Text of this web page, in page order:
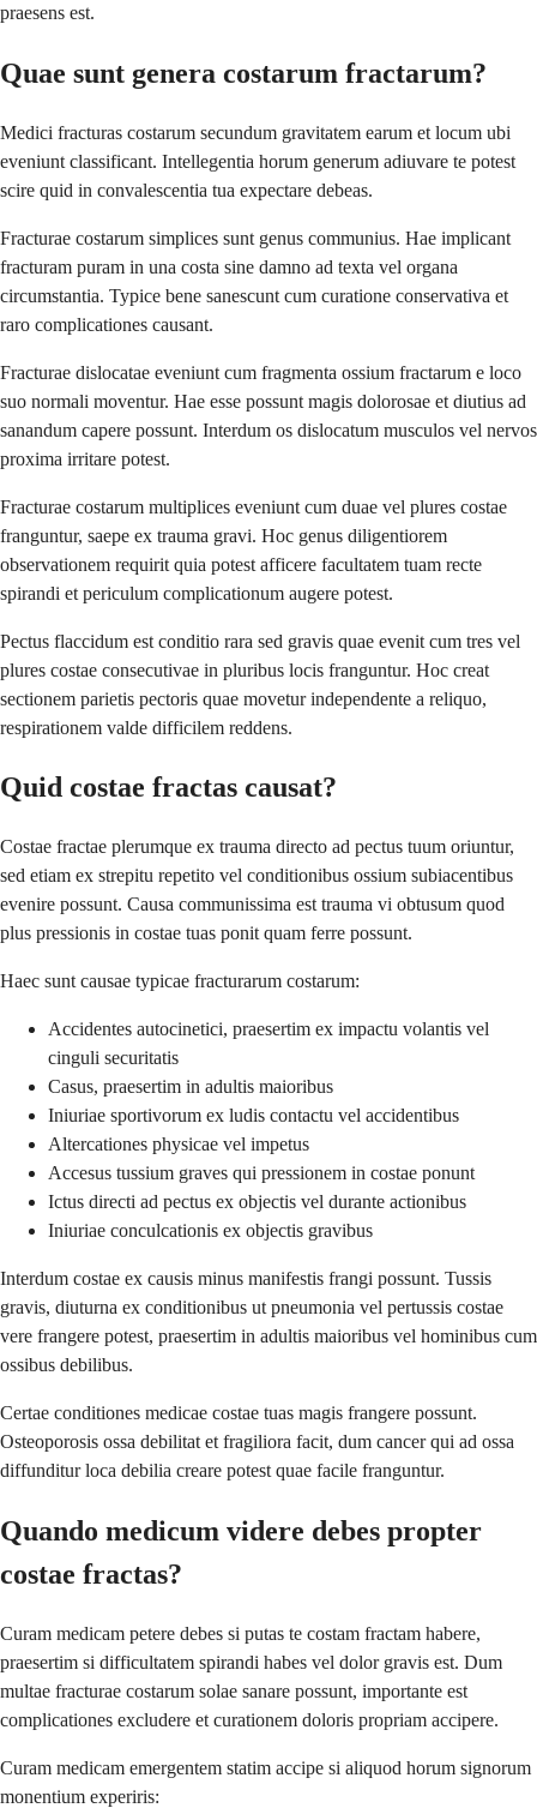
praesens est.
Quae sunt genera costarum fractarum?
Medici fracturas costarum secundum gravitatem earum et locum ubi
eveniunt classificant. Intellegentia horum generum adiuvare te potest
scire quid in convalescentia tua expectare debeas.
Fracturae costarum simplices sunt genus communius. Hae implicant
fracturam puram in una costa sine damno ad texta vel organa
circumstantia. Typice bene sanescunt cum curatione conservativa et
raro complicationes causant.
Fracturae dislocatae eveniunt cum fragmenta ossium fractarum e loco
suo normali moventur. Hae esse possunt magis dolorosae et diutius ad
sanandum capere possunt. Interdum os dislocatum musculos vel nervos
proxima irritare potest.
Fracturae costarum multiplices eveniunt cum duae vel plures costae
franguntur, saepe ex trauma gravi. Hoc genus diligentiorem
observationem requirit quia potest afficere facultatem tuam recte
spirandi et periculum complicationum augere potest.
Pectus flaccidum est conditio rara sed gravis quae evenit cum tres vel
plures costae consecutivae in pluribus locis franguntur. Hoc creat
sectionem parietis pectoris quae movetur independente a reliquo,
respirationem valde difficilem reddens.
Quid costae fractas causat?
Costae fractae plerumque ex trauma directo ad pectus tuum oriuntur,
sed etiam ex strepitu repetito vel conditionibus ossium subiacentibus
evenire possunt. Causa communissima est trauma vi obtusum quod
plus pressionis in costae tuas ponit quam ferre possunt.
Haec sunt causae typicae fracturarum costarum:
Accidentes autocinetici, praesertim ex impactu volantis vel
cinguli securitatis
Casus, praesertim in adultis maioribus
Iniuriae sportivorum ex ludis contactu vel accidentibus
Altercationes physicae vel impetus
Accesus tussium graves qui pressionem in costae ponunt
Ictus directi ad pectus ex objectis vel durante actionibus
Iniuriae conculcationis ex objectis gravibus
Interdum costae ex causis minus manifestis frangi possunt. Tussis
gravis, diuturna ex conditionibus ut pneumonia vel pertussis costae
vere frangere potest, praesertim in adultis maioribus vel hominibus cum
ossibus debilibus.
Certae conditiones medicae costae tuas magis frangere possunt.
Osteoporosis ossa debilitat et fragiliora facit, dum cancer qui ad ossa
diffunditur loca debilia creare potest quae facile franguntur.
Quando medicum videre debes propter
costae fractas?
Curam medicam petere debes si putas te costam fractam habere,
praesertim si difficultatem spirandi habes vel dolor gravis est. Dum
multae fracturae costarum solae sanare possunt, importante est
complicationes excludere et curationem doloris propriam accipere.
Curam medicam emergentem statim accipe si aliquod horum signorum
monentium experiris: